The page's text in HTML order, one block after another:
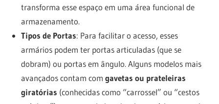
transforma esse espaço em uma área funcional de
armazenamento.
Tipos de Portas: Para facilitar o acesso, esses
armários podem ter portas articuladas (que se
dobram) ou portas em ângulo. Alguns modelos mais
avançados contam com gavetas ou prateleiras
giratórias (conhecidas como “carrossel” ou “cestos